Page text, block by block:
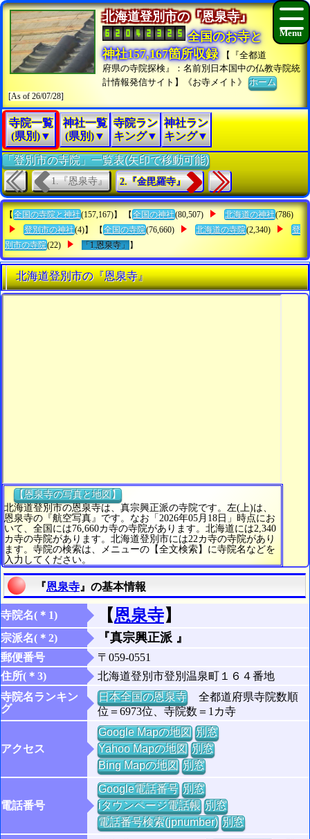
北海道登別市の『恩泉寺』
全国のお寺と
神社157,167箇所収録
【『全都道
府県の寺院探検』：名前別日本国中の仏教寺院統
計情報発信サイト】《お寺メイト》ホーム
[As of 26/07/28]
寺院一覧
(県別)▼
神社一覧
(県別)▼
寺院ラン
キング▼
神社ラン
キング▼
「登別市の寺院」一覧表(矢印で移動可能)
1.『恩泉寺』 2.『金毘羅寺』
【 全国の寺院と神社(157,167)】 【 全国の神社(80,507) 北海道の神社(786)
登別市の神社(4)】 【 全国の寺院(76,660) 北海道の寺院(2,340)
登
別市の寺院(22) 「1.恩泉寺」 】
北海道登別市の『恩泉寺』
【恩泉寺の写真と地図】
北海道登別市の恩泉寺は、真宗興正派の寺院です。左(上)は、
恩泉寺の『航空写真』です。なお「2026年05月18日」時点にお
いて、全国には76,660カ寺の寺院があります。北海道には2,340
カ寺の寺院があります。北海道登別市には22カ寺の寺院があり
ます。寺院の検索は、メニューの【全文検索】に寺院名などを
入力してください。
『恩泉寺 』の基本情報
寺院名(＊1) 【恩泉寺】
宗派名(＊2) 『真宗興正派 』
郵便番号
〒059-0551
住所(＊3)
北海道登別市登別温泉町１６４番地
寺院名ランキン
グ
日本全国の恩泉寺全都道府県寺院数順
位＝6973位、寺院数＝1カ寺
アクセス
Google Mapの地図 別窓
Yahoo Mapの地図 別窓
Bing Mapの地図 別窓
電話番号
Google電話番号 別窓
iタウンページ電話帳 別窓
電話番号検索(jpnumber) 別窓